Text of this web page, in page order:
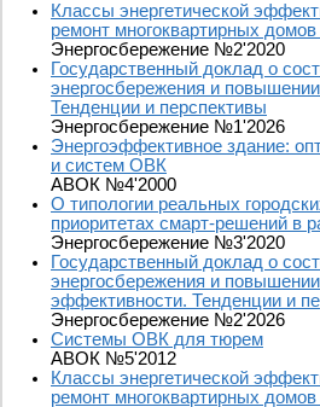
Классы энергетической
ремонт многоквартирных
Энергосбережение №2'2020
Государственный доклад о
энергосбережения и
Тенденции и перспективы
Энергосбережение №1'2026
Энергоэффективное здание:
и систем ОВК
АВОК №4'2000
О типологии реальных
приоритетах смарт-решений в
Энергосбережение №3'2020
Государственный доклад о
энергосбережения и повышении
эффективности. Тенденции и
Энергосбережение №2'2026
Системы ОВК для тюрем
АВОК №5'2012
Классы энергетической
ремонт многоквартирных